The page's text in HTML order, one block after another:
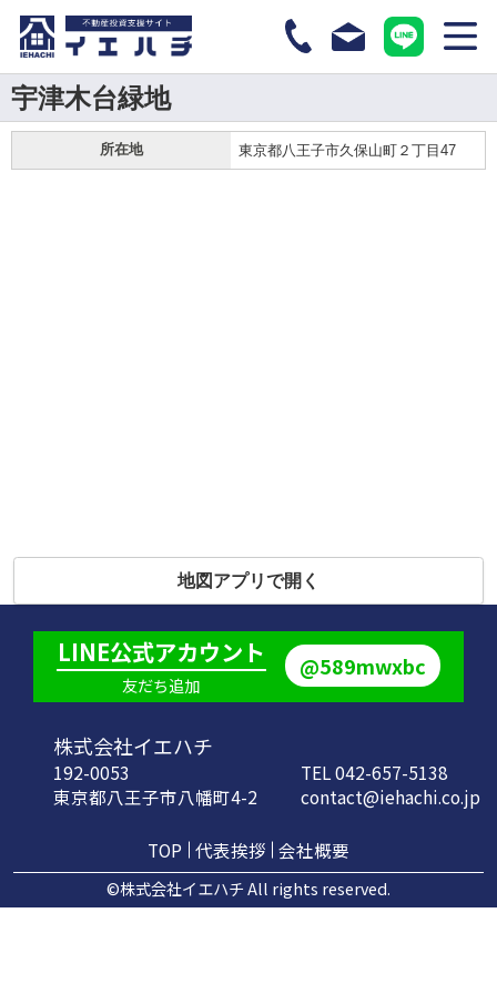
宇津木台緑地
所在地 東京都八王子市久保山町２丁目47
地図アプリで開く
LINE公式アカウント
友だち追加
@589mwxbc
株式会社イエハチ
192-0053
東京都八王子市八幡町4-2
TEL 042-657-5138
contact@iehachi.co.jp
TOP 代表挨拶 会社概要
©株式会社イエハチ All rights reserved.